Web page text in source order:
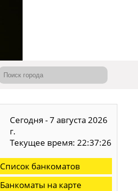
Сегодня - 7 августа 2026
г.
Текущее время: 22:37:27
Список банкоматов
Банкоматы на карте